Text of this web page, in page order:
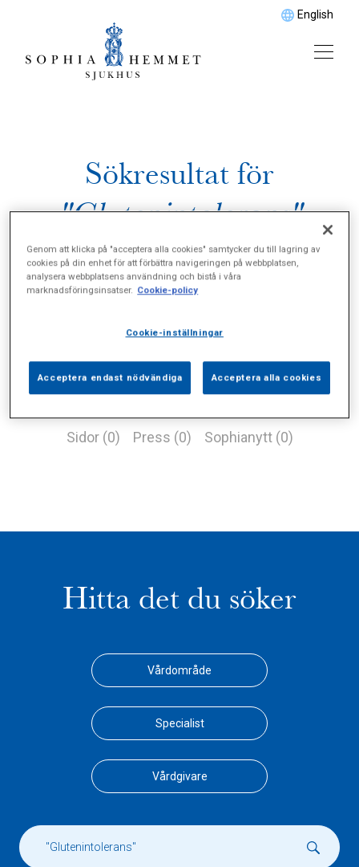
English
Sökresultat för
"Glutenintolerans"
Sidor (0) Press (0) Sophianytt (0)
Hitta det du söker
Vårdområde
Specialist
Vårdgivare
Genom att klicka på "acceptera alla cookies" samtycker du till lagring av
cookies på din enhet för att förbättra navigeringen på webbplatsen,
analysera webbplatsens användning och bistå i våra
marknadsföringsinsatser. Cookie-policy
Cookie-inställningar
Acceptera endast nödvändiga Acceptera alla cookies